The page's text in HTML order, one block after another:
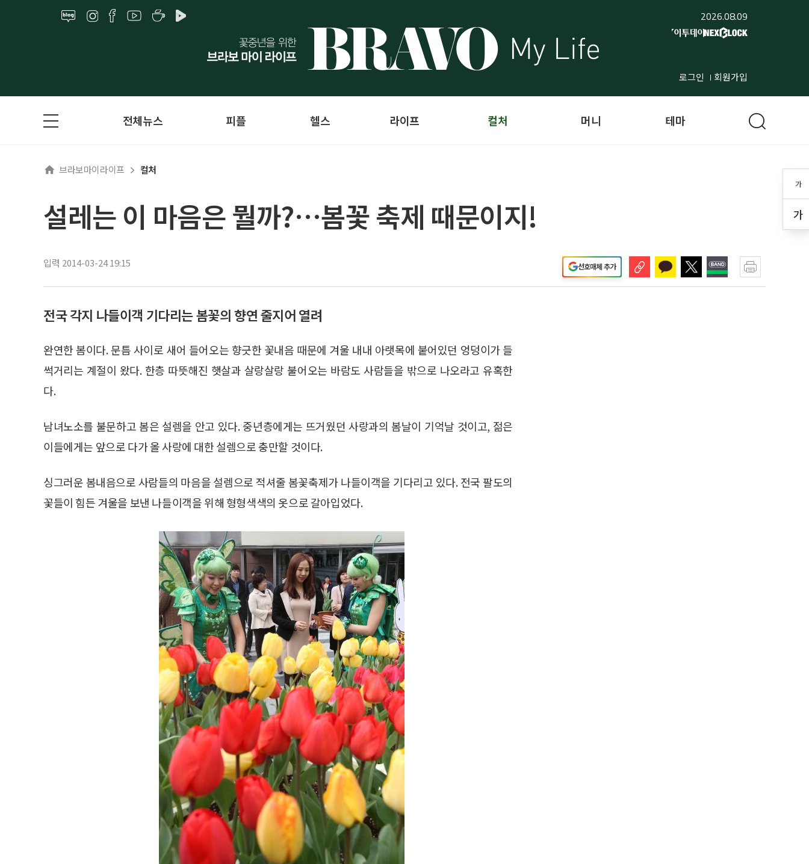
2026.08.09
로그인 회원가입
가
가
전체뉴스 피플 헬스 라이프 컬처 머니 테마
브라보마이라이프 컬처
설레는 이 마음은 뭘까?…봄꽃 축제 때문이지!
입력 2014-03-24 19:15 선호매체 추가
전국 각지 나들이객 기다리는 봄꽃의 향연 줄지어 열려
완연한 봄이다. 문틈 사이로 새어 들어오는 향긋한 꽃내음 때문에 겨울 내내 아랫목에 붙어있던 엉덩이가 들
썩거리는 계절이 왔다. 한층 따뜻해진 햇살과 살랑살랑 불어오는 바람도 사람들을 밖으로 나오라고 유혹한
다.
남녀노소를 불문하고 봄은 설렘을 안고 있다. 중년층에게는 뜨거웠던 사랑과의 봄날이 기억날 것이고, 젊은
이들에게는 앞으로 다가 올 사랑에 대한 설렘으로 충만할 것이다.
싱그러운 봄내음으로 사람들의 마음을 설렘으로 적셔줄 봄꽃축제가 나들이객을 기다리고 있다. 전국 팔도의
꽃들이 힘든 겨울을 보낸 나들이객을 위해 형형색색의 옷으로 갈아입었다.